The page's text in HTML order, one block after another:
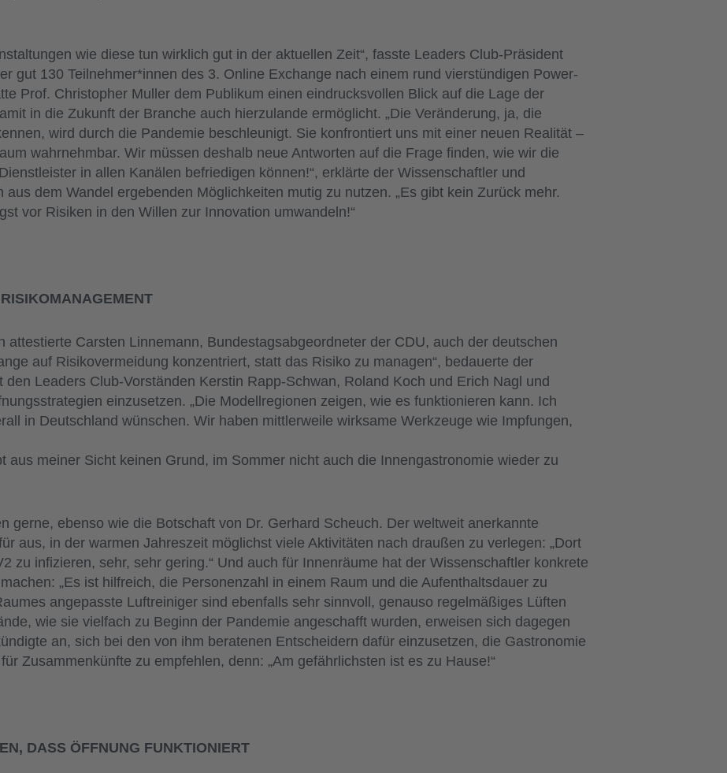
wie diese tun wirklich gut in der aktuellen Zeit“, fasste Leaders Club-Präsident
gut 130 Teilnehmer*innen des 3. Online Exchange nach einem rund vierstündigen Power-
Prof. Christopher Muller dem Publikum einen eindrucksvollen Blick auf die Lage der
in die Zukunft der Branche auch hierzulande ermöglicht. „Die Veränderung, ja, die
wird durch die Pandemie beschleunigt. Sie konfrontiert uns mit einer neuen Realität –
wahrnehmbar. Wir müssen deshalb neue Antworten auf die Frage finden, wie wir die
in allen Kanälen befriedigen können!“, erklärte der Wissenschaftler und
aus dem Wandel ergebenden Möglichkeiten mutig zu nutzen. „Es gibt kein Zurück mehr.
vor Risiken in den Willen zur Innovation umwandeln!“
attestierte Carsten Linnemann, Bundestagsabgeordneter der CDU, auch der deutschen
auf Risikovermeidung konzentriert, statt das Risiko zu managen“, bedauerte der
Leaders Club-Vorständen Kerstin Rapp-Schwan, Roland Koch und Erich Nagl und
einzusetzen. „Die Modellregionen zeigen, wie es funktionieren kann. Ich
in Deutschland wünschen. Wir haben mittlerweile wirksame Werkzeuge wie Impfungen,
aus meiner Sicht keinen Grund, im Sommer nicht auch die Innengastronomie wieder zu
gerne, ebenso wie die Botschaft von Dr. Gerhard Scheuch. Der weltweit anerkannte
aus, in der warmen Jahreszeit möglichst viele Aktivitäten nach draußen zu verlegen: „Dort
zu infizieren, sehr, sehr gering.“ Und auch für Innenräume hat der Wissenschaftler konkrete
„Es ist hilfreich, die Personenzahl in einem Raum und die Aufenthaltsdauer zu
angepasste Luftreiniger sind ebenfalls sehr sinnvoll, genauso regelmäßiges Lüften
wie sie vielfach zu Beginn der Pandemie angeschafft wurden, erweisen sich dagegen
an, sich bei den von ihm beratenen Entscheidern dafür einzusetzen, die Gastronomie
Zusammenkünfte zu empfehlen, denn: „Am gefährlichsten ist es zu Hause!“
DASS ÖFFNUNG FUNKTIONIERT